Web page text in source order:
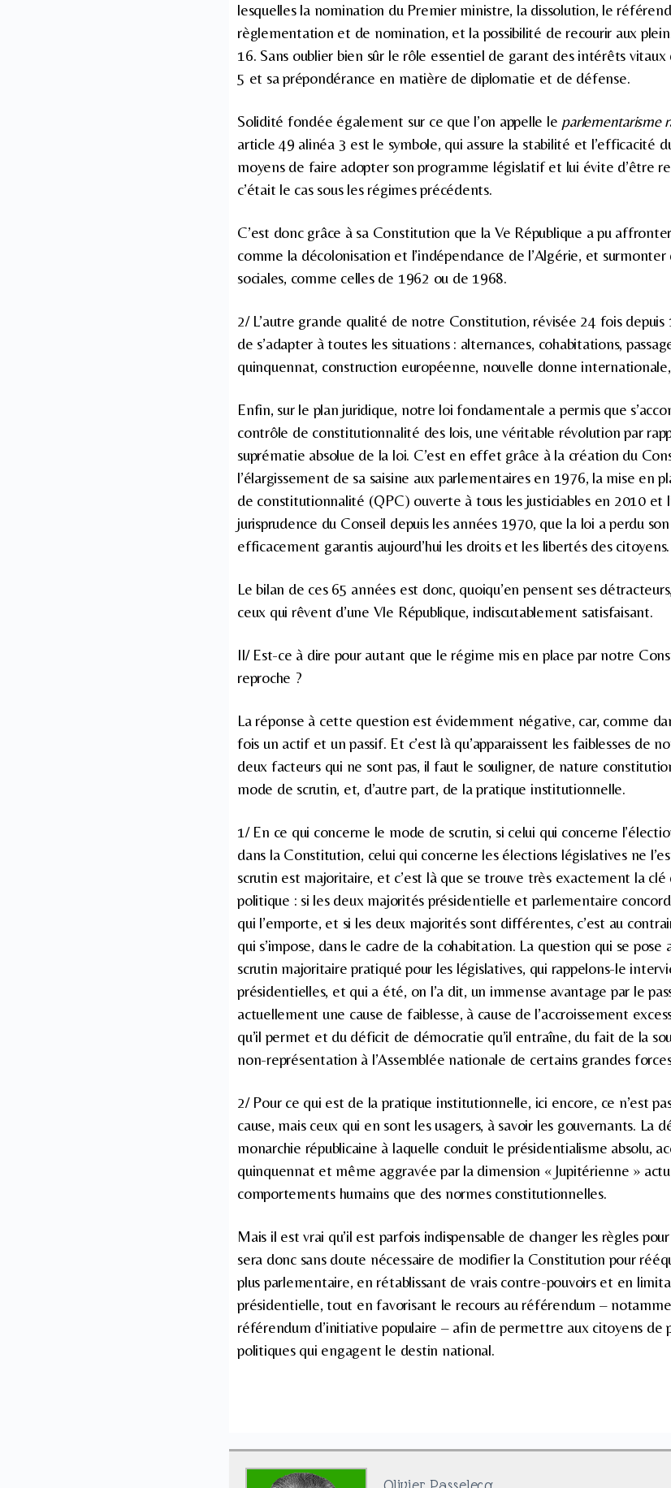
lesquelles la nomination du Premier ministre, la dissolution, le
règlementation et de nomination, et la possibilité de recourir aux
16. Sans oublier bien sûr le rôle essentiel de garant des intérêts vitaux
5 et sa prépondérance en matière de diplomatie et de défense.
Solidité fondée également sur ce que l’on appelle le parlementarisme
article 49 alinéa 3 est le symbole, qui assure la stabilité et l’efficacité
moyens de faire adopter son programme législatif et lui évite d’être
c’était le cas sous les régimes précédents.
C’est donc grâce à sa Constitution que la Ve République a pu
comme la décolonisation et l’indépendance de l’Algérie, et surmonter
sociales, comme celles de 1962 ou de 1968.
2/ L’autre grande qualité de notre Constitution, révisée 24 fois depuis
de s’adapter à toutes les situations : alternances, cohabitations,
quinquennat, construction européenne, nouvelle donne
Enfin, sur le plan juridique, notre loi fondamentale a permis que
contrôle de constitutionnalité des lois, une véritable révolution par
suprématie absolue de la loi. C’est en effet grâce à la création du
l’élargissement de sa saisine aux parlementaires en 1976, la mise en
de constitutionnalité (QPC) ouverte à tous les justiciables en 2010 et
jurisprudence du Conseil depuis les années 1970, que la loi a perdu
efficacement garantis aujourd’hui les droits et les libertés des citoyens.
Le bilan de ces 65 années est donc, quoiqu’en pensent ses
ceux qui rêvent d’une VIe République, indiscutablement satisfaisant.
II/ Est-ce à dire pour autant que le régime mis en place par notre
reproche ?
La réponse à cette question est évidemment négative, car, comme
fois un actif et un passif. Et c’est là qu’apparaissent les faiblesses de
deux facteurs qui ne sont pas, il faut le souligner, de nature
mode de scrutin, et, d’autre part, de la pratique institutionnelle.
1/ En ce qui concerne le mode de scrutin, si celui qui concerne
dans la Constitution, celui qui concerne les élections législatives ne
scrutin est majoritaire, et c’est là que se trouve très exactement la
politique : si les deux majorités présidentielle et parlementaire
qui l’emporte, et si les deux majorités sont différentes, c’est au
qui s’impose, dans le cadre de la cohabitation. La question qui se pose
scrutin majoritaire pratiqué pour les législatives, qui rappelons-le
présidentielles, et qui a été, on l’a dit, un immense avantage par le
actuellement une cause de faiblesse, à cause de l’accroissement
qu’il permet et du déficit de démocratie qu’il entraîne, du fait de la
non-représentation à l’Assemblée nationale de certains grandes
2/ Pour ce qui est de la pratique institutionnelle, ici encore, ce n’est
cause, mais ceux qui en sont les usagers, à savoir les gouvernants. La
monarchie républicaine à laquelle conduit le présidentialisme absolu,
quinquennat et même aggravée par la dimension « Jupitérienne »
comportements humains que des normes constitutionnelles.
Mais il est vrai qu’il est parfois indispensable de changer les règles
sera donc sans doute nécessaire de modifier la Constitution pour
plus parlementaire, en rétablissant de vrais contre-pouvoirs et en
présidentielle, tout en favorisant le recours au référendum –
référendum d’initiative populaire – afin de permettre aux citoyens de
politiques qui engagent le destin national.